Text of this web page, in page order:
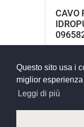
Questo sito usa i
miglior
Leggi di più
CAVO